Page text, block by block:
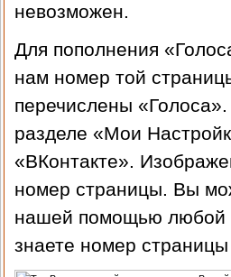
невозможен.
Для пополнения
нам номер той
перечислены
разделе «Мои
«ВКонтакте».
номер страницы. Вы
нашей помощью любой
знаете номер страницы